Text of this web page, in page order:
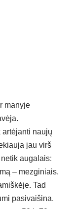
manyje
naujų
jau virš
augalais:
– mezginiais.
Tad
pasivaišina.